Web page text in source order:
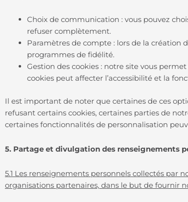
Choix de communication : vous pouvez
refuser complètement.
Paramètres de compte : lors de la création
programmes de fidélité.
Gestion des cookies : notre site vous
cookies peut affecter l’accessibilité et la
Il est important de noter que certaines de ces
refusant certains cookies, certaines parties de
certaines fonctionnalités de personnalisation
5. Partage et divulgation des renseignements
5.1 Les renseignements personnels collectés par
organisations partenaires, dans le but de fournir